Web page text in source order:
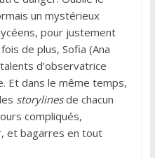
un mystérieux
pour justement
de plus, Sofia (Ana
d’observatrice
Et dans le même temps,
storylinesde chacun
compliqués,
et bagarres en tout